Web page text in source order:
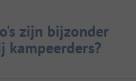
zijn bijzonder
kampeerders?